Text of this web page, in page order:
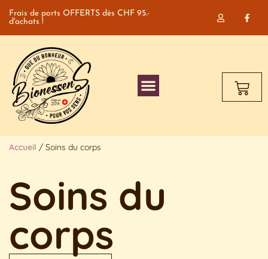
Frais de ports OFFERTS dès CHF 95.-
d'achats !
Accueil / Soins du corps
Soins du
corps